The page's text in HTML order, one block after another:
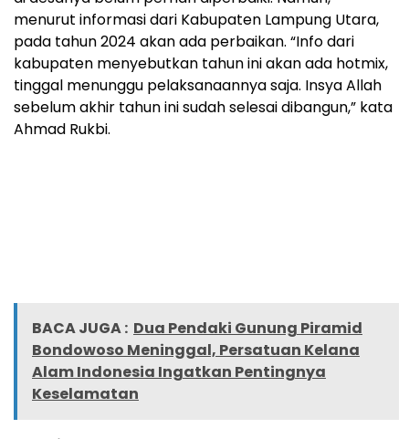
menurut informasi dari Kabupaten Lampung Utara,
pada tahun 2024 akan ada perbaikan. “Info dari
kabupaten menyebutkan tahun ini akan ada hotmix,
tinggal menunggu pelaksanaannya saja. Insya Allah
sebelum akhir tahun ini sudah selesai dibangun,” kata
Ahmad Rukbi.
BACA JUGA : Dua Pendaki Gunung Piramid
Bondowoso Meninggal, Persatuan Kelana
Alam Indonesia Ingatkan Pentingnya
Keselamatan